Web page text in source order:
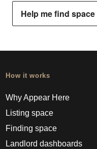
Help me find space
How it works
Why Appear Here
Listing space
Finding space
Landlord dashboards